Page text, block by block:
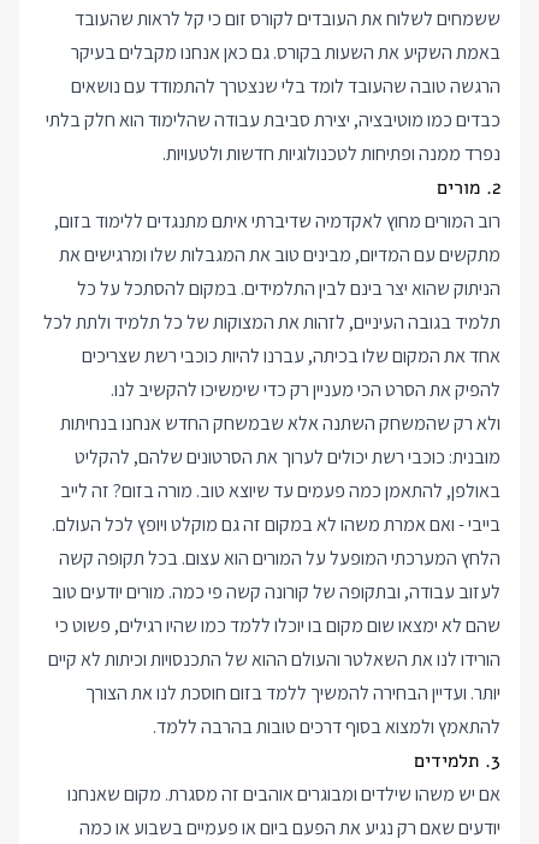
ששמחים לשלוח את העובדים לקורס זום כי קל לראות שהעובד
באמת השקיע את השעות בקורס. גם כאן אנחנו מקבלים בעיקר
הרגשה טובה שהעובד לומד בלי שנצטרך להתמודד עם נושאים
כבדים כמו מוטיבציה, יצירת סביבת עבודה שהלימוד הוא חלק בלתי
נפרד ממנה ופתיחות לטכנולוגיות חדשות ולטעויות.
2. מורים
רוב המורים מחוץ לאקדמיה שדיברתי איתם מתנגדים ללימוד בזום,
מתקשים עם המדיום, מבינים טוב את המגבלות שלו ומרגישים את
הניתוק שהוא יצר בינם לבין התלמידים. במקום להסתכל על כל
תלמיד בגובה העיניים, לזהות את המצוקות של כל תלמיד ולתת לכל
אחד את המקום שלו בכיתה, עברנו להיות כוכבי רשת שצריכים
להפיק את הסרט הכי מעניין רק כדי שימשיכו להקשיב לנו.
ולא רק שהמשחק השתנה אלא שבמשחק החדש אנחנו בנחיתות
מובנית: כוכבי רשת יכולים לערוך את הסרטונים שלהם, להקליט
באולפן, להתאמן כמה פעמים עד שיוצא טוב. מורה בזום? זה לייב
בייבי - ואם אמרת משהו לא במקום זה גם מוקלט ויופץ לכל העולם.
הלחץ המערכתי המופעל על המורים הוא עצום. בכל תקופה קשה
לעזוב עבודה, ובתקופה של קורונה קשה פי כמה. מורים יודעים טוב
שהם לא ימצאו שום מקום בו יוכלו ללמד כמו שהיו רגילים, פשוט כי
הורידו לנו את השאלטר והעולם ההוא של התכנסויות וכיתות לא קיים
יותר. ועדיין הבחירה להמשיך ללמד בזום חוסכת לנו את הצורך
להתאמץ ולמצוא בסוף דרכים טובות בהרבה ללמד.
3. תלמידים
אם יש משהו שילדים ומבוגרים אוהבים זה מסגרת. מקום שאנחנו
יודעים שאם רק נגיע את הפעם ביום או פעמיים בשבוע או כמה